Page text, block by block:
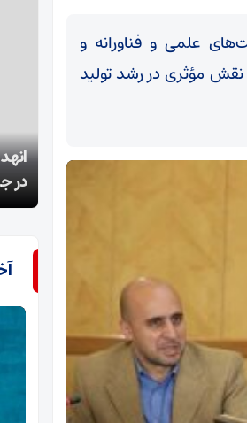
علمی و فناورانه و
نقش مؤثری در رشد تولید
به آمریکا و اسرائیل